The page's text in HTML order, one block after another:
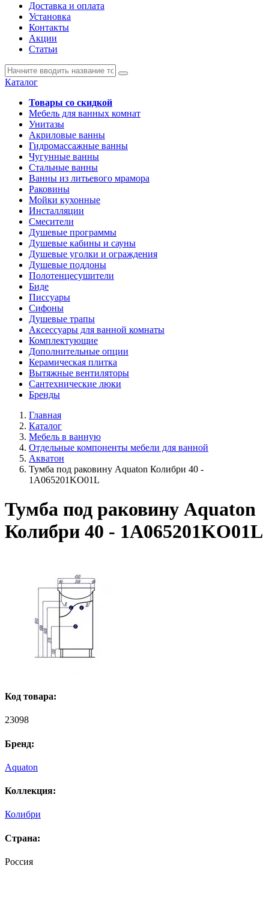
Доставка и оплата
Установка
Контакты
Акции
Статьи
Каталог
Товары со скидкой
Мебель для ванных комнат
Унитазы
Акриловые ванны
Гидромассажные ванны
Чугунные ванны
Стальные ванны
Ванны из литьевого мрамора
Раковины
Мойки кухонные
Инсталляции
Смесители
Душевые программы
Душевые кабины и сауны
Душевые уголки и ограждения
Душевые поддоны
Полотенцесушители
Биде
Писсуары
Сифоны
Душевые трапы
Аксессуары для ванной комнаты
Комплектующие
Дополнительные опции
Керамическая плитка
Вытяжные вентиляторы
Сантехнические люки
Бренды
Главная
Каталог
Мебель в ванную
Отдельные компоненты мебели для ванной
Акватон
Тумба под раковину Aquaton Колибри 40 -
1A065201KO01L
Тумба под раковину Aquaton
Колибри 40 - 1A065201KO01L
Код товара:
23098
Бренд:
Aquaton
Коллекция:
Колибри
Страна:
Россия